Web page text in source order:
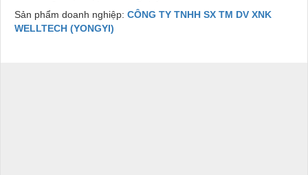
Sản phẩm doanh nghiệp: CÔNG TY TNHH SX TM DV XNK
WELLTECH (YONGYI)